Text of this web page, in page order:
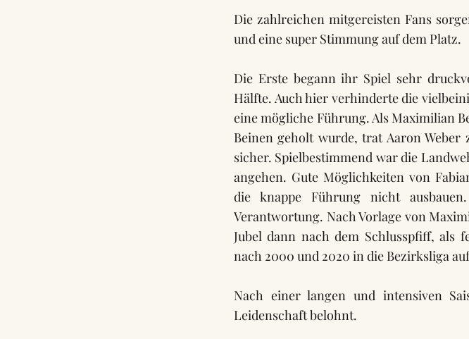
Die zahlreichen mitgereisten Fans
und eine super Stimmung auf dem Platz.
Die Erste begann ihr Spiel sehr
Hälfte. Auch hier verhinderte die
eine mögliche Führung. Als Maximilian
Beinen geholt wurde, trat Aaron
sicher. Spielbestimmend war die
angehen. Gute Möglichkeiten von
die knappe Führung nicht
Verantwortung. Nach Vorlage von
Jubel dann nach dem Schlusspfiff, als
nach 2000 und 2020 in die Bezirksliga
Nach einer langen und intensiven
Leidenschaft belohnt.